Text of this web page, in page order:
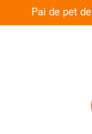
to
Pai de pet